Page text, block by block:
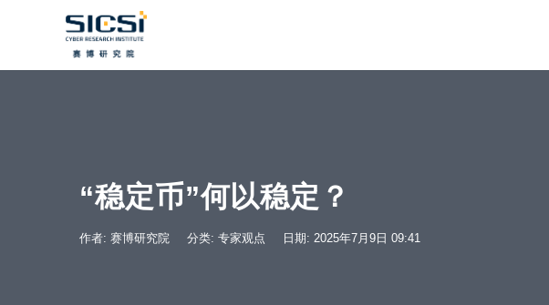
“稳定币”何以稳定？
作者: 赛博研究院 分类: 专家观点 日期: 2025年7月9日 09:41